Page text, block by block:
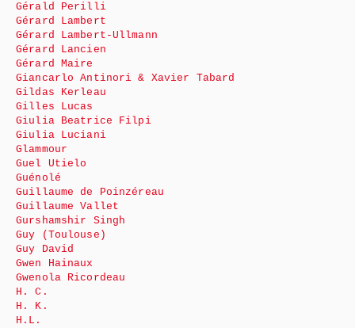
Gérald Perilli
Gérard Lambert
Gérard Lambert-Ullmann
Gérard Lancien
Gérard Maire
Giancarlo Antinori & Xavier Tabard
Gildas Kerleau
Gilles Lucas
Giulia Beatrice Filpi
Giulia Luciani
Glammour
Guel Utielo
Guénolé
Guillaume de Poinzéreau
Guillaume Vallet
Gurshamshir Singh
Guy (Toulouse)
Guy David
Gwen Hainaux
Gwenola Ricordeau
H. C.
H. K.
H.L.